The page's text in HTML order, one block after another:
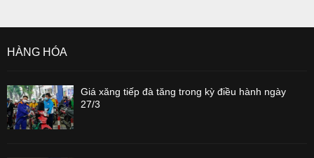
HÀNG HÓA
Giá xăng tiếp đà tăng trong kỳ điều hành ngày
27/3